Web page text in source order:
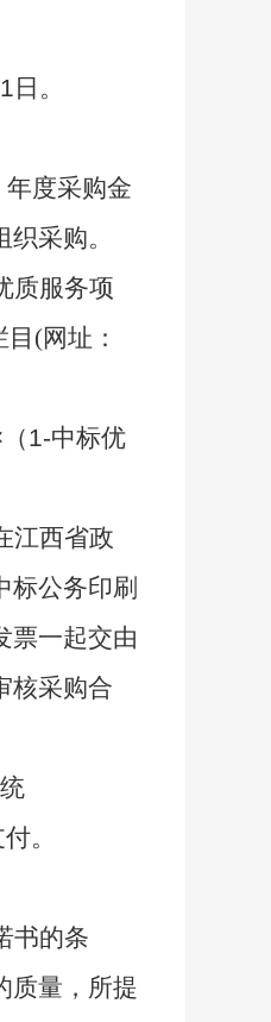
。
度采购金
采购。
质服务项
目(网址：
1-中标优
江西省政
标公务印刷
票一起交由
核采购合
。
书的条
质量，所提